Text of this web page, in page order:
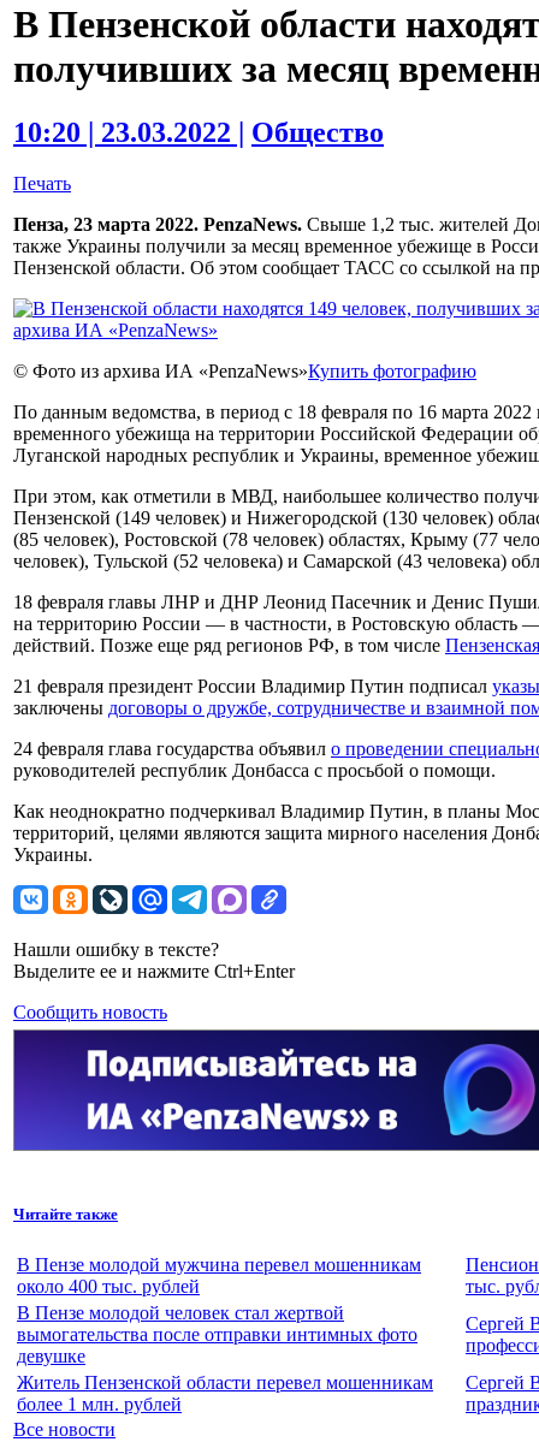
В Пензенской области
получивших за месяц
10:20 | 23.03.2022 | Общество
Печать
Пенза, 23 марта 2022. PenzaNews. Свыше 1,2 тыс. жителей
также Украины получили за месяц временное убежище в
Пензенской области. Об этом сообщает ТАСС со ссылкой на
© Фото из архива ИА «PenzaNews»Купить фотографию
По данным ведомства, в период с 18 февраля по 16 марта 2022
временного убежища на территории Российской Федерации
Луганской народных республик и Украины, временное
При этом, как отметили в МВД, наибольшее количество
Пензенской (149 человек) и Нижегородской (130 человек)
(85 человек), Ростовской (78 человек) областях, Крыму (77
человек), Тульской (52 человека) и Самарской (43 человека)
18 февраля главы ЛНР и ДНР Леонид Пасечник и Денис
на территорию России — в частности, в Ростовскую область
действий. Позже еще ряд регионов РФ, в том числе
21 февраля президент России Владимир Путин подписал
заключены договоры о дружбе, сотрудничестве и взаимной
24 февраля глава государства объявил о проведении
руководителей республик Донбасса с просьбой о помощи.
Как неоднократно подчеркивал Владимир Путин, в планы
территорий, целями являются защита мирного населения
Украины.
Нашли ошибку в тексте?
Выделите ее и нажмите Ctrl+Enter
Сообщить новость
Читайте также
В Пензе молодой мужчина перевел мошенникам
около 400 тыс. рублей
тыс.
В Пензе молодой человек стал жертвой
вымогательства после отправки интимных фото
девушке
Сергей
Житель Пензенской области перевел мошенникам
более 1 млн. рублей
Сергей
Все новости